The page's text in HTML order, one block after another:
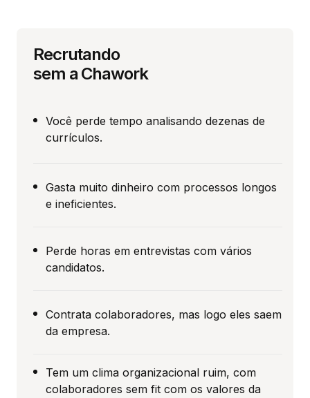
Recrutando
sem a Chawork
Você perde tempo analisando dezenas de
currículos.
Gasta muito dinheiro com processos longos
e ineficientes.
Perde horas em entrevistas com vários
candidatos.
Contrata colaboradores, mas logo eles saem
da empresa.
Tem um clima organizacional ruim, com
colaboradores sem fit com os valores da